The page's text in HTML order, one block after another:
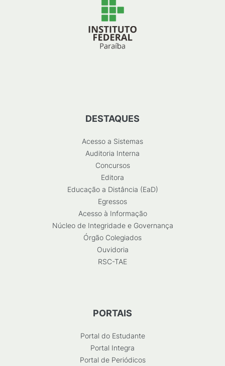
DESTAQUES
Acesso a Sistemas
Auditoria Interna
Concursos
Editora
Educação a Distância (EaD)
Egressos
Acesso à Informação
Núcleo de Integridade e Governança
Órgão Colegiados
Ouvidoria
RSC-TAE
PORTAIS
Portal do Estudante
Portal Integra
Portal de Periódicos